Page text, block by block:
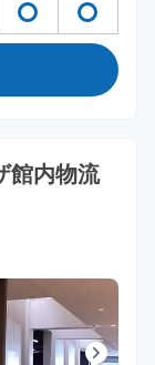
館内物流